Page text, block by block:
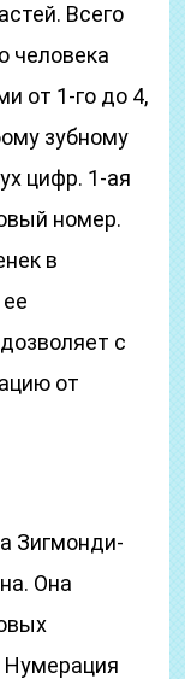
Всего
человека
от 1-го до 4,
зубному
цифр. 1-ая
номер.
в
с
от
Зигмонди-
Она
Нумерация